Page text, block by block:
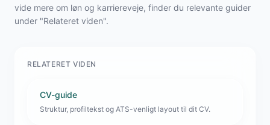
vide mere om løn og karriereveje, finder du relevante guider
under "Relateret viden".
RELATERET VIDEN
CV-guide
Struktur, profiltekst og ATS-venligt layout til dit CV.